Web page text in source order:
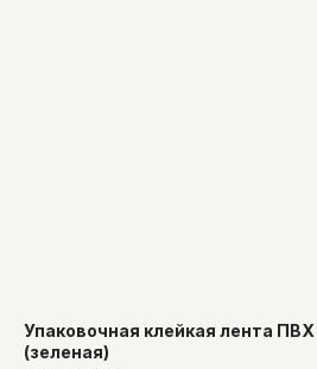
Упаковочная клейкая лента
(зеленая)